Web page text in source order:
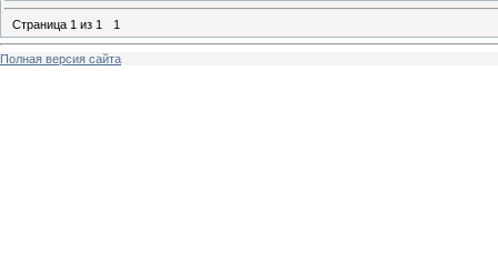
Страница 1 из 1 1
Полная версия сайта